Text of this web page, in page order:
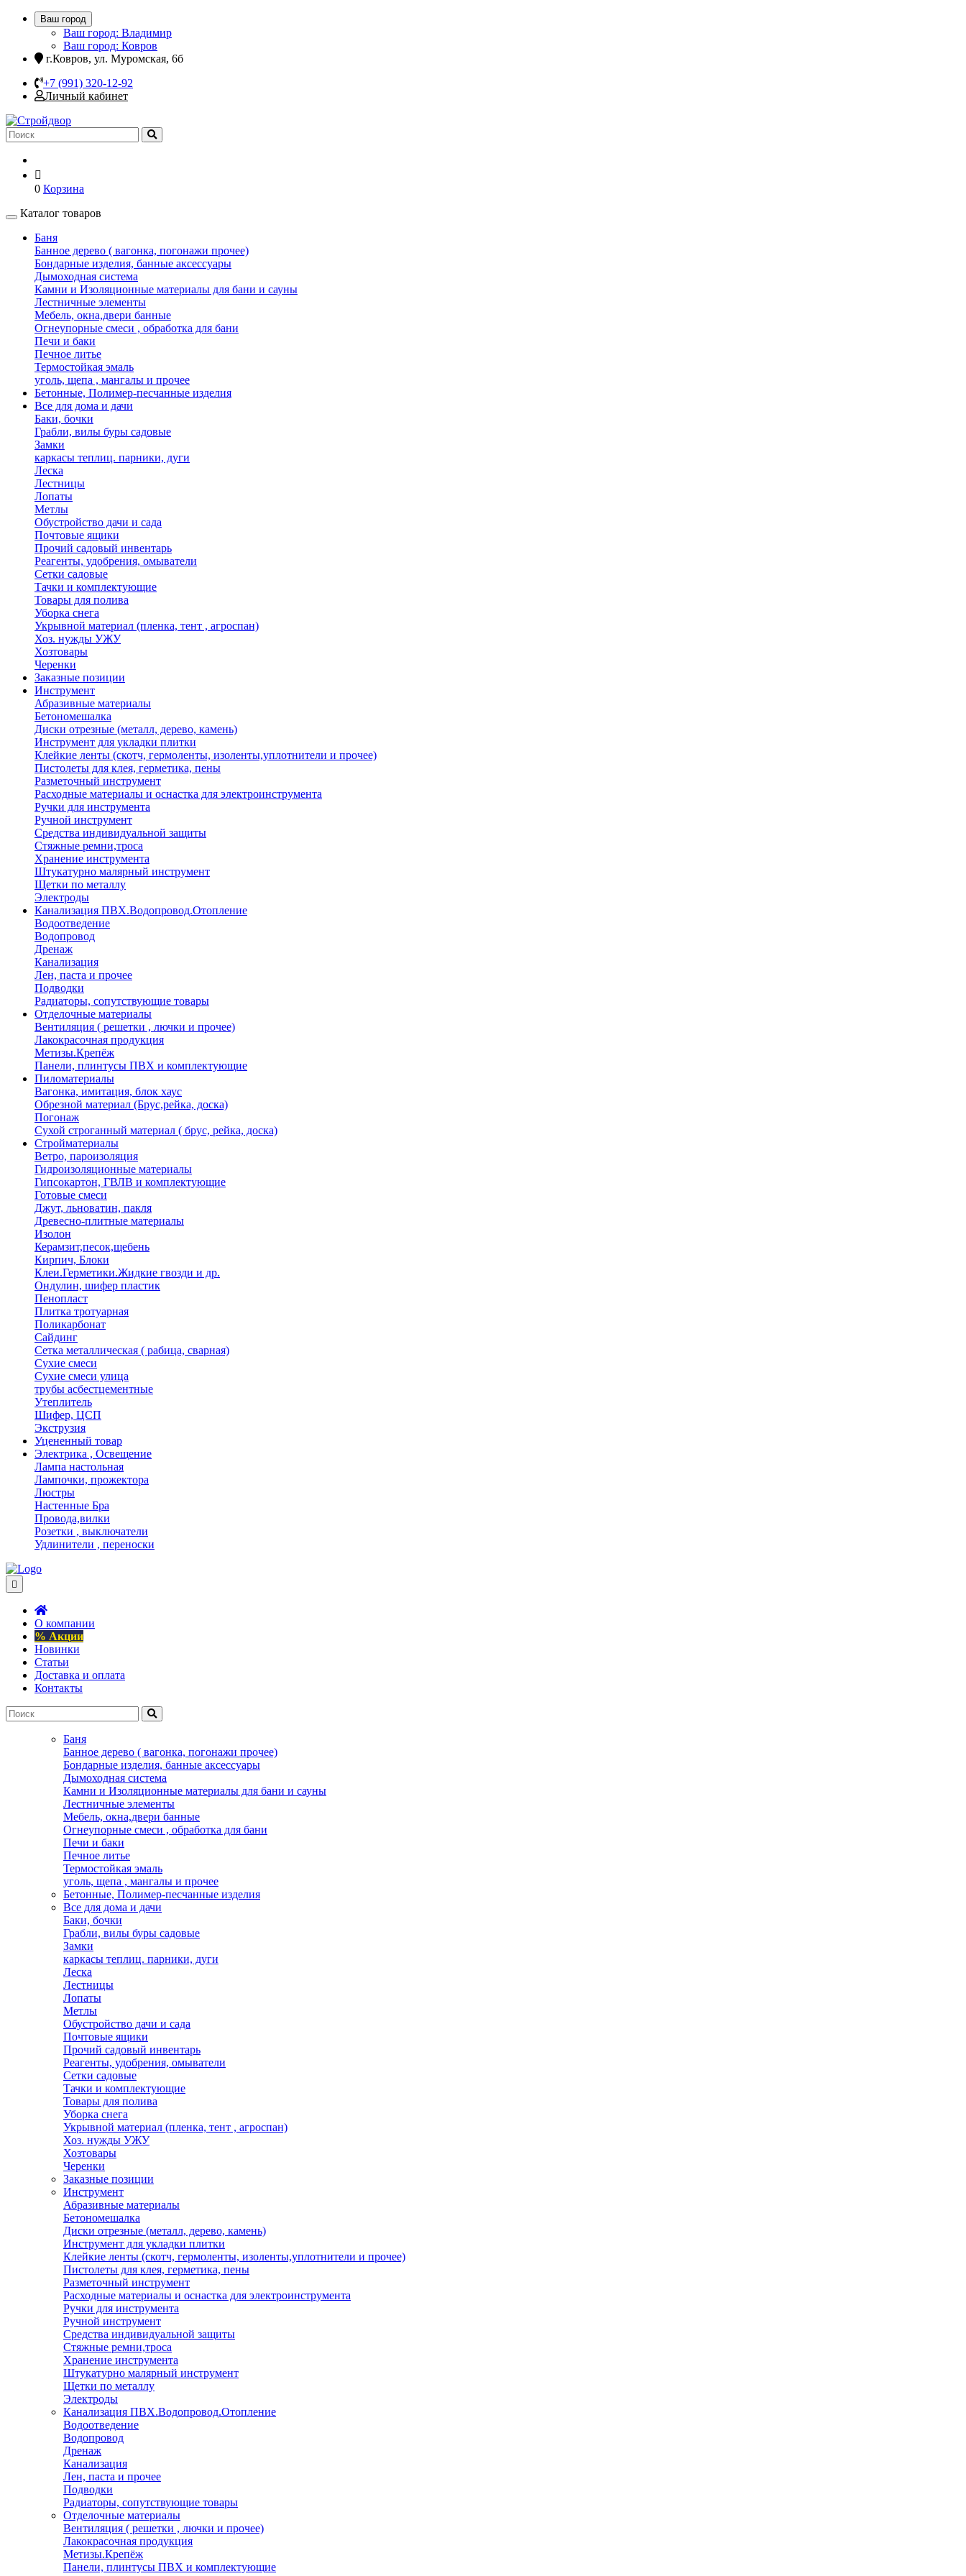
Ваш город
Ваш город: Владимир
Ваш город: Ковров
г.Ковров, ул. Муромская, 6б
+7 (991) 320-12-92
Личный кабинет
0 Корзина
Каталог товаров
Баня
Банное дерево ( вагонка, погонажи прочее)
Бондарные изделия, банные аксессуары
Дымоходная система
Камни и Изоляционные материалы для бани и сауны
Лестничные элементы
Мебель, окна,двери банные
Огнеупорные смеси , обработка для бани
Печи и баки
Печное литье
Термостойкая эмаль
уголь, щепа , мангалы и прочее
Бетонные, Полимер-песчанные изделия
Все для дома и дачи
Баки, бочки
Грабли, вилы буры садовые
Замки
каркасы теплиц. парники, дуги
Леска
Лестницы
Лопаты
Метлы
Обустройство дачи и сада
Почтовые ящики
Прочий садовый инвентарь
Реагенты, удобрения, омыватели
Сетки садовые
Тачки и комплектующие
Товары для полива
Уборка снега
Укрывной материал (пленка, тент , агроспан)
Хоз. нужды УЖУ
Хозтовары
Черенки
Заказные позиции
Инструмент
Абразивные материалы
Бетономешалка
Диски отрезные (металл, дерево, камень)
Инструмент для укладки плитки
Клейкие ленты (скотч, гермоленты, изоленты,уплотнители и прочее)
Пистолеты для клея, герметика, пены
Разметочный инструмент
Расходные материалы и оснастка для электроинструмента
Ручки для инструмента
Ручной инструмент
Средства индивидуальной защиты
Стяжные ремни,троса
Хранение инструмента
Штукатурно малярный инструмент
Щетки по металлу
Электроды
Канализация ПВХ.Водопровод.Отопление
Водоотведение
Водопровод
Дренаж
Канализация
Лен, паста и прочее
Подводки
Радиаторы, сопутствующие товары
Отделочные материалы
Вентиляция ( решетки , лючки и прочее)
Лакокрасочная продукция
Метизы.Крепёж
Панели, плинтусы ПВХ и комплектующие
Пиломатериалы
Вагонка, имитация, блок хаус
Обрезной материал (Брус,рейка, доска)
Погонаж
Сухой строганный материал ( брус, рейка, доска)
Стройматериалы
Ветро, пароизоляция
Гидроизоляционные материалы
Гипсокартон, ГВЛВ и комплектующие
Готовые смеси
Джут, льноватин, пакля
Древесно-плитные материалы
Изолон
Керамзит,песок,щебень
Кирпич, Блоки
Клеи.Герметики.Жидкие гвозди и др.
Ондулин, шифер пластик
Пенопласт
Плитка тротуарная
Поликарбонат
Сайдинг
Сетка металлическая ( рабица, сварная)
Сухие смеси
Сухие смеси улица
трубы асбестцементные
Утеплитель
Шифер, ЦСП
Экструзия
Уцененный товар
Электрика , Освещение
Лампа настольная
Лампочки, прожектора
Люстры
Настенные Бра
Провода,вилки
Розетки , выключатели
Удлинители , переноски
О компании
% Акции
Новинки
Статьи
Доставка и оплата
Контакты
Баня
Банное дерево ( вагонка, погонажи прочее)
Бондарные изделия, банные аксессуары
Дымоходная система
Камни и Изоляционные материалы для бани и сауны
Лестничные элементы
Мебель, окна,двери банные
Огнеупорные смеси , обработка для бани
Печи и баки
Печное литье
Термостойкая эмаль
уголь, щепа , мангалы и прочее
Бетонные, Полимер-песчанные изделия
Все для дома и дачи
Баки, бочки
Грабли, вилы буры садовые
Замки
каркасы теплиц. парники, дуги
Леска
Лестницы
Лопаты
Метлы
Обустройство дачи и сада
Почтовые ящики
Прочий садовый инвентарь
Реагенты, удобрения, омыватели
Сетки садовые
Тачки и комплектующие
Товары для полива
Уборка снега
Укрывной материал (пленка, тент , агроспан)
Хоз. нужды УЖУ
Хозтовары
Черенки
Заказные позиции
Инструмент
Абразивные материалы
Бетономешалка
Диски отрезные (металл, дерево, камень)
Инструмент для укладки плитки
Клейкие ленты (скотч, гермоленты, изоленты,уплотнители и прочее)
Пистолеты для клея, герметика, пены
Разметочный инструмент
Расходные материалы и оснастка для электроинструмента
Ручки для инструмента
Ручной инструмент
Средства индивидуальной защиты
Стяжные ремни,троса
Хранение инструмента
Штукатурно малярный инструмент
Щетки по металлу
Электроды
Канализация ПВХ.Водопровод.Отопление
Водоотведение
Водопровод
Дренаж
Канализация
Лен, паста и прочее
Подводки
Радиаторы, сопутствующие товары
Отделочные материалы
Вентиляция ( решетки , лючки и прочее)
Лакокрасочная продукция
Метизы.Крепёж
Панели, плинтусы ПВХ и комплектующие